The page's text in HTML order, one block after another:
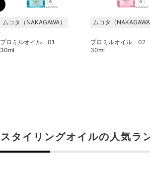
ムコタ（NAKAGAWA）
プロミルオイル 01
30ml
ムコタ（NAKAGAWA
プロミルオイル 02
30ml
スタイリングオイルの人気ラ